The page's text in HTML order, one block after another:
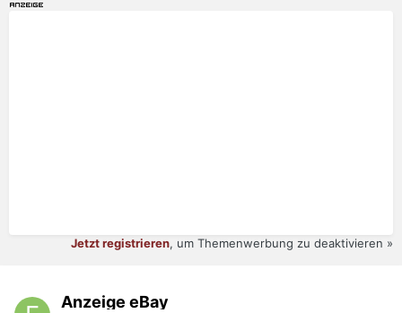
Jetzt registrieren, um Themenwerbung zu deaktivieren »
Anzeige eBay